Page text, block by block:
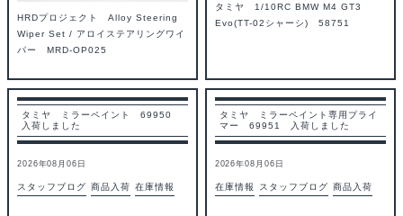
HRDプロジェクト Alloy Steering
Wiper Set / アロイステアリングワイ
パー MRD-OP025
タミヤ 1/10RC BMW M4 GT3
Evo(TT-02シャーシ) 58751
タミヤ ミラーペイント 69950
入荷しました
2026年08月06日
スタッフブログ 商品入荷 在庫情報
タミヤ ミラーペイント専用プライ
マー 69951 入荷しました
2026年08月06日
在庫情報 スタッフブログ 商品入荷